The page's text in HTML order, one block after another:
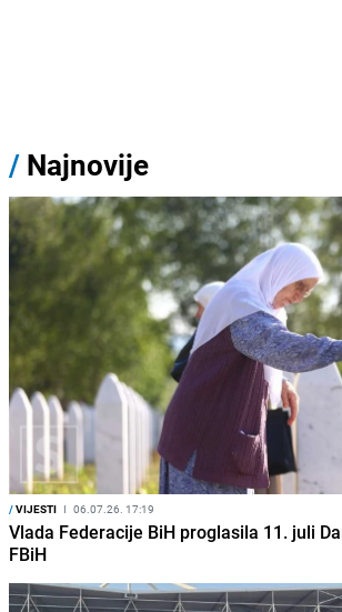
/ Najnovije
/VIJESTI I 06.07.26. 17:19
Vlada Federacije BiH proglasila 11. juli
FBiH